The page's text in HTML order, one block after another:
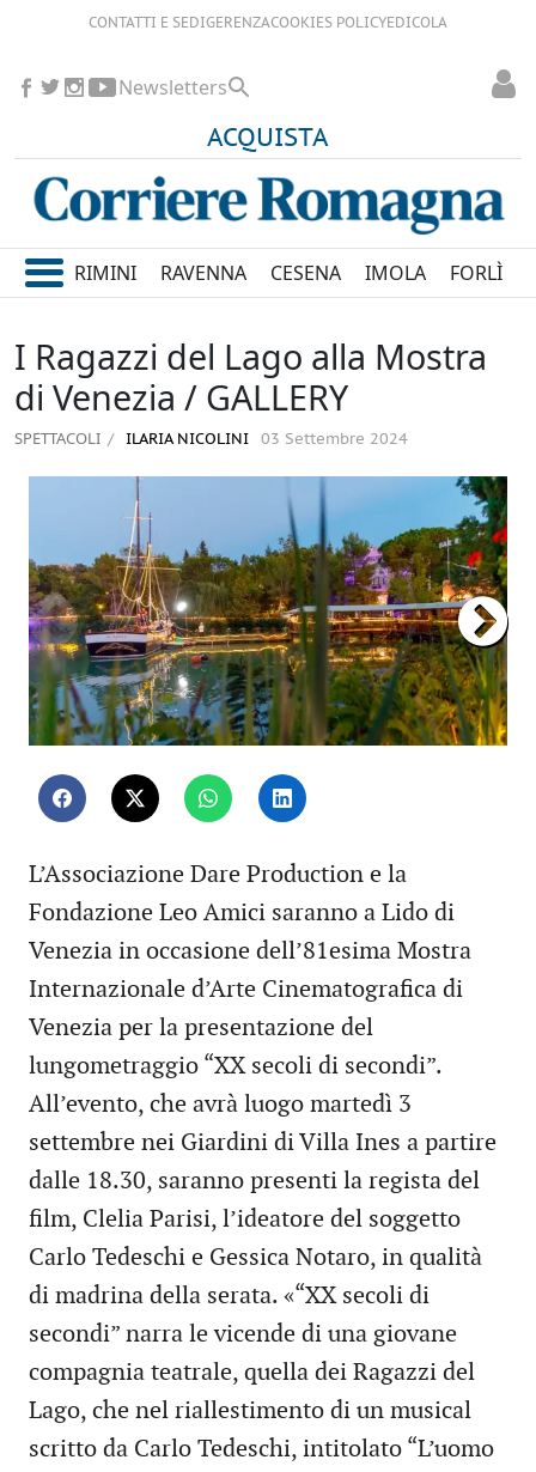
CONTATTI E SEDIGERENZACOOKIES POLICYEDICOLA
ACQUISTA
Newsletters
RIMINI RAVENNA CESENA IMOLA FORLÌ
I Ragazzi del Lago alla Mostra
di Venezia / GALLERY
SPETTACOLI ILARIA NICOLINI 03 Settembre 2024
L’Associazione Dare Production e la
Fondazione Leo Amici saranno a Lido di
Venezia in occasione dell’81esima Mostra
Internazionale d’Arte Cinematografica di
Venezia per la presentazione del
lungometraggio “XX secoli di secondi”.
All’evento, che avrà luogo martedì 3
settembre nei Giardini di Villa Ines a partire
dalle 18.30, saranno presenti la regista del
film, Clelia Parisi, l’ideatore del soggetto
Carlo Tedeschi e Gessica Notaro, in qualità
di madrina della serata. «“XX secoli di
secondi” narra le vicende di una giovane
compagnia teatrale, quella dei Ragazzi del
Lago, che nel riallestimento di un musical
scritto da Carlo Tedeschi, intitolato “L’uomo